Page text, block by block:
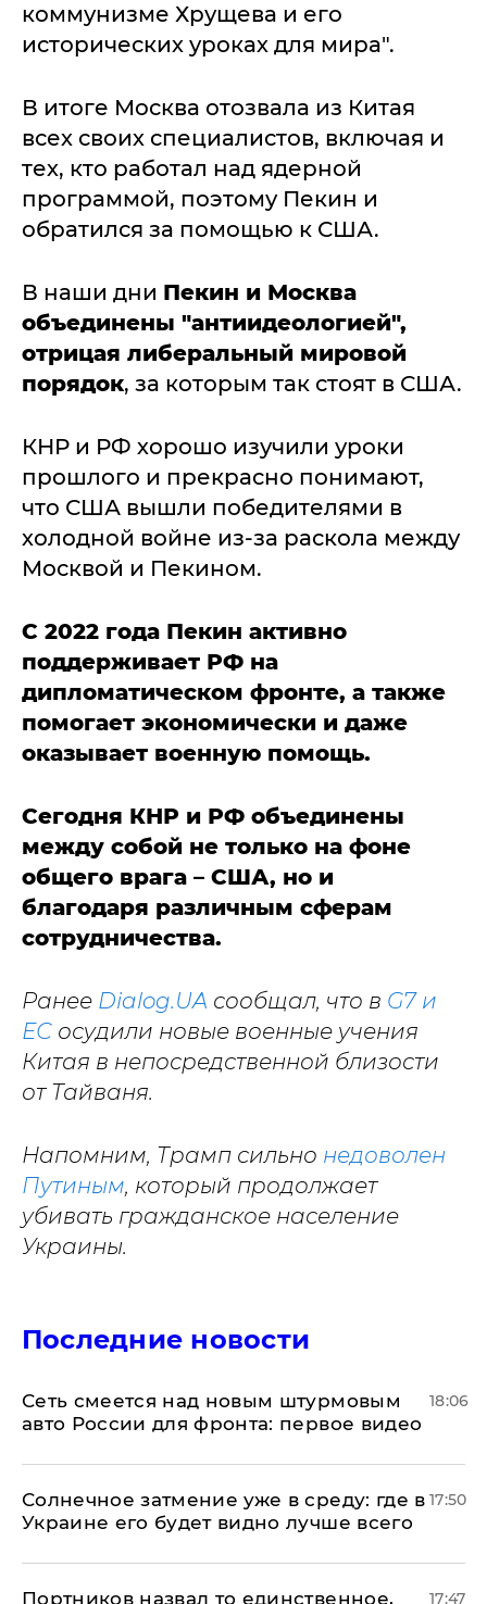
коммунизме Хрущева и его
исторических уроках для мира".
В итоге Москва отозвала из Китая
всех своих специалистов, включая и
тех, кто работал над ядерной
программой, поэтому Пекин и
обратился за помощью к США.
В наши дни Пекин и Москва
объединены "антиидеологией",
отрицая либеральный мировой
порядок, за которым так стоят в США.
КНР и РФ хорошо изучили уроки
прошлого и прекрасно понимают,
что США вышли победителями в
холодной войне из-за раскола между
Москвой и Пекином.
С 2022 года Пекин активно
поддерживает РФ на
дипломатическом фронте, а также
помогает экономически и даже
оказывает военную помощь.
Сегодня КНР и РФ объединены
между собой не только на фоне
общего врага – США, но и
благодаря различным сферам
сотрудничества.
Ранее Dialog.UA сообщал, что в G7 и
ЕС осудили новые военные учения
Китая в непосредственной близости
от Тайваня.
Напомним, Трамп сильно недоволен
Путиным, который продолжает
убивать гражданское население
Украины.
Последние новости
Сеть смеется над новым штурмовым
авто России для фронта: первое видео
18:06
​Солнечное затмение уже в среду: где в
Украине его будет видно лучше всего
17:50
Портников назвал то единственное, 17:47